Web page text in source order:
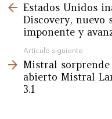
moreEstados Unidos
Discovery, nuevo
imponente y
Artículo siguiente
Mistral
abierto Mistral
3.1